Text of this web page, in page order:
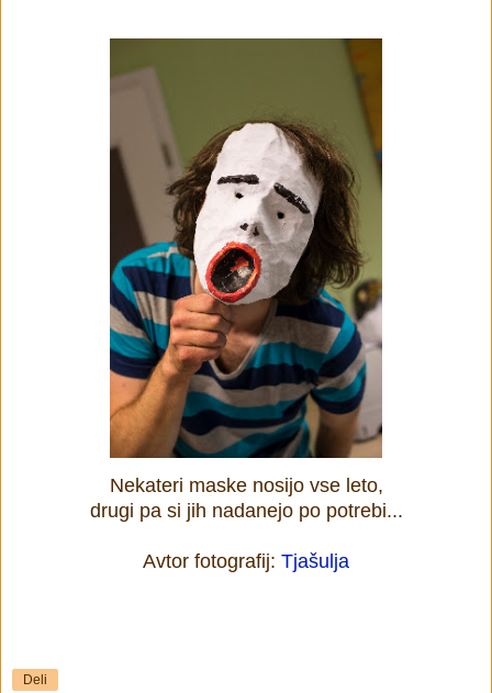
Nekateri maske nosijo vse leto,
drugi pa si jih nadanejo po potrebi...
Avtor fotografij: Tjašulja
Deli